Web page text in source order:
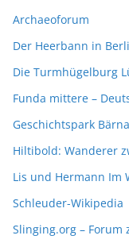
Archaeoforum
Der Heerbann in
Die Turmhügelburg
Funda mittere –
Geschichtspark
Hiltibold: Wanderer
Lis und Hermann Im
Schleuder-Wikipedia
Slinging.org – Forum